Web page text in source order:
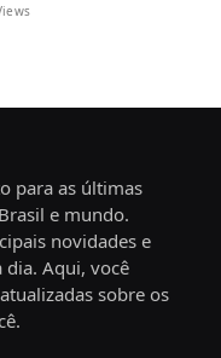
para as últimas
e mundo.
novidades e
dia. Aqui, você
sobre os